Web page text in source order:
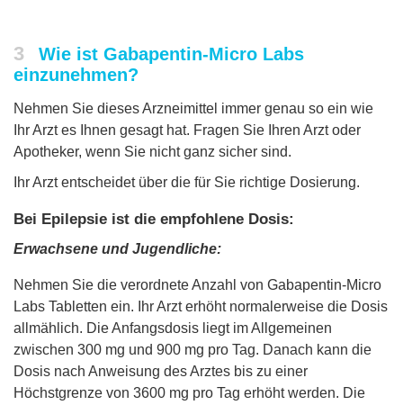
3
Wie ist Gabapentin-Micro Labs
einzunehmen?
Nehmen Sie dieses Arzneimittel immer genau so ein wie
Ihr Arzt es Ihnen gesagt hat. Fragen Sie Ihren Arzt oder
Apotheker, wenn Sie nicht ganz sicher sind.
Ihr Arzt entscheidet über die für Sie richtige Dosierung.
Bei Epilepsie ist die empfohlene Dosis:
Erwachsene und Jugendliche:
Nehmen Sie die verordnete Anzahl von Gabapentin-Micro
Labs Tabletten ein. Ihr Arzt erhöht normalerweise die Dosis
allmählich. Die Anfangsdosis liegt im Allgemeinen
zwischen 300 mg und 900 mg pro Tag. Danach kann die
Dosis nach Anweisung des Arztes bis zu einer
Höchstgrenze von 3600 mg pro Tag erhöht werden. Die